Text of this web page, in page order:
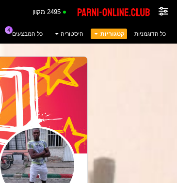
2495 מקוון
כל הדוגמניות קטגוריות היסטוריה כל המבצעים